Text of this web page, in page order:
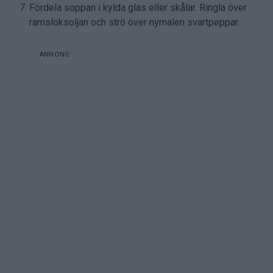
Fördela soppan i kylda glas eller skålar. Ringla över
ramslöksoljan och strö över nymalen svartpeppar.